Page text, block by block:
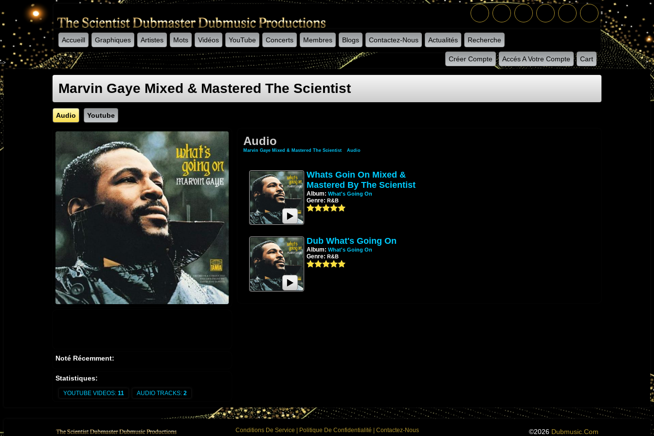
Accueill Graphiques Artistes Mots Vidéos YouTube Concerts Membres Blogs Contactez-Nous Actualités Recherche
Créer Compte Accés A Votre Compte Cart
-->
Marvin Gaye Mixed & Mastered The Scientist
Audio Youtube
Noté Récemment:
Statistiques:
YOUTUBE VIDEOS: 11 AUDIO TRACKS: 2
Audio
Marvin Gaye Mixed & Mastered The Scientist» Audio
Whats Goin On Mixed &
Mastered By The Scientist
Album: What's Going On
Genre: R&B
Dub What's Going On
Album: What's Going On
Genre: R&B
Conditions De Service Politique De Confidentialité Contactez-Nous ©2026 Dubmusic.com